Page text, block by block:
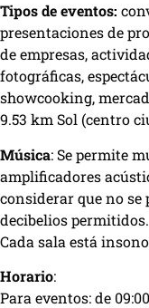
Tipos de eventos:
presentaciones de
de empresas,
fotográficas,
showcooking,
9.53 km Sol (centro
Música: Se permite
amplificadores
considerar que no se
decibelios permitidos.
Cada sala está
Horario:
Para eventos: de